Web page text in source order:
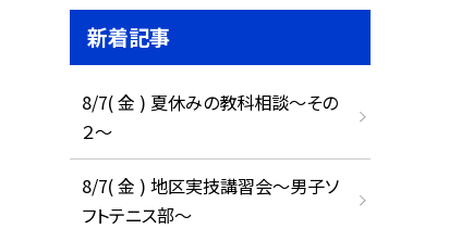
新着記事
8/7( 金 ) 夏休みの教科相談～その
２～
8/7( 金 ) 地区実技講習会～男子ソ
フトテニス部～